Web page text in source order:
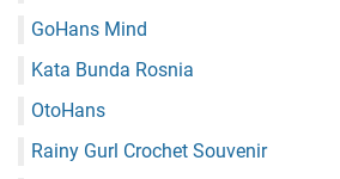
GoHans Mind
Kata Bunda Rosnia
OtoHans
Rainy Gurl Crochet Souvenir